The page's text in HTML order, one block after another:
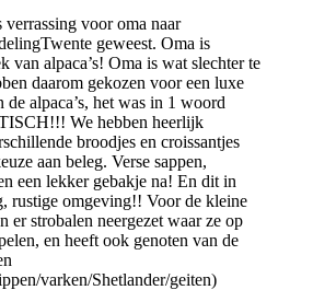
verrassing voor oma naar
geweest. Oma is
van alpaca’s! Oma is wat slechter te
daarom gekozen voor een luxe
de alpaca’s, het was in 1 woord
We hebben heerlijk
broodjes en croissantjes
aan beleg. Verse sappen,
een lekker gebakje na! En dit in
rustige omgeving!! Voor de kleine
er strobalen neergezet waar ze op
en heeft ook genoten van de
varken/Shetlander/geiten)